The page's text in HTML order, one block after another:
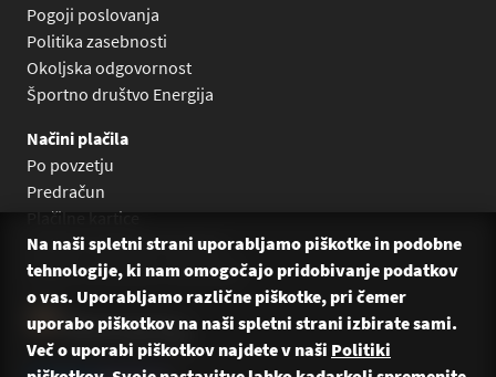
Pogoji poslovanja
Politika zasebnosti
Okoljska odgovornost
Športno društvo Energija
Načini plačila
Po povzetju
Predračun
Plačilne kartice
Plačilo na obroke Leanpay
Plačilo na obroke s karticami
Na naši spletni strani uporabljamo piškotke in podobne
tehnologije, ki nam omogočajo pridobivanje podatkov
o vas. Uporabljamo različne piškotke, pri čemer
uporabo piškotkov na naši spletni strani izbirate sami.
Več o uporabi piškotkov najdete v naši Politiki